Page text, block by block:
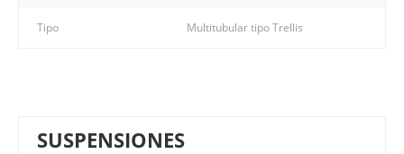
Tipo Multitubular tipo Trellis
SUSPENSIONES